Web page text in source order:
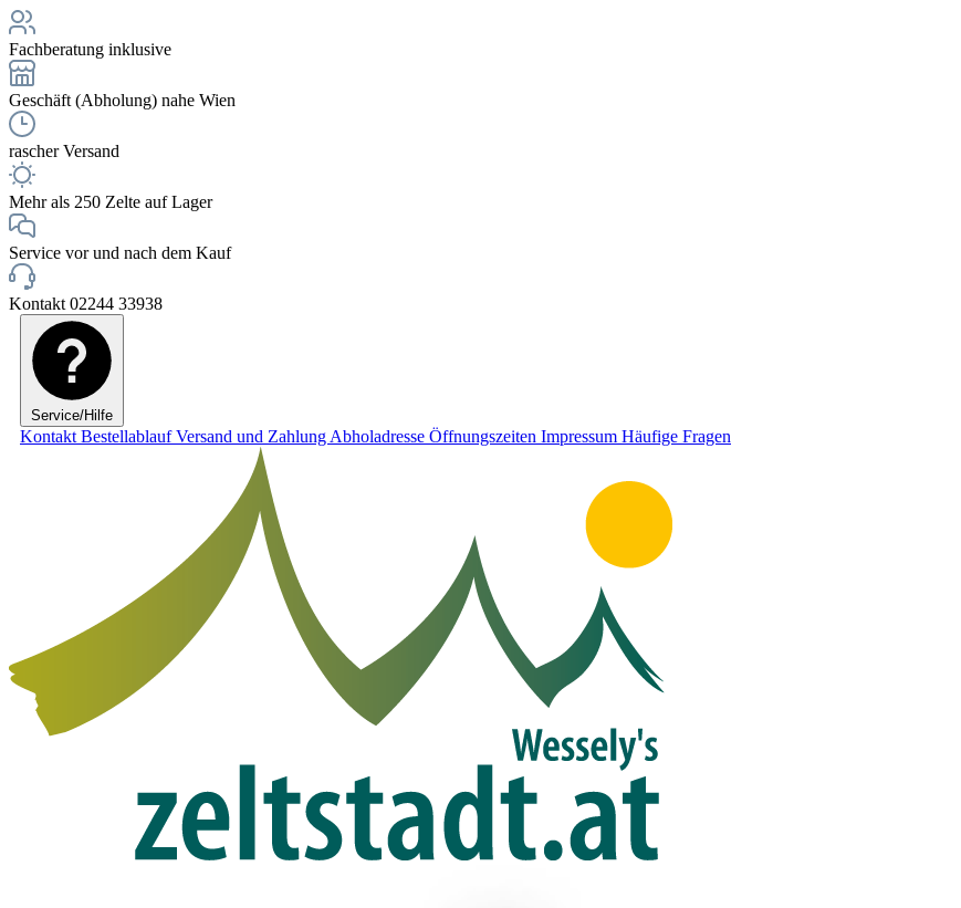
Fachberatung inklusive
Geschäft (Abholung) nahe Wien
rascher Versand
Mehr als 250 Zelte auf Lager
Service vor und nach dem Kauf
Kontakt 02244 33938
Service/Hilfe
Kontakt BestellablaufVersand und Zahlung Abholadresse Öffnungszeiten Impressum Häufige Fragen